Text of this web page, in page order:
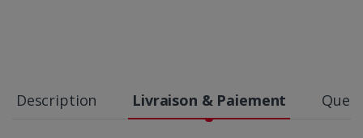
Description Livraison & Paiement